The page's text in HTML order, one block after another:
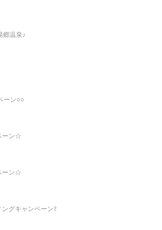
郷温泉♪
ーン○○
ーン☆
ーン☆
グキャンペーン🌸